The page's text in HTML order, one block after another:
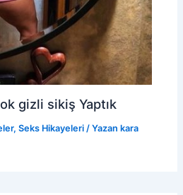
gizli sikiş Yaptık
,Seks Hikayeleri / Yazan kara